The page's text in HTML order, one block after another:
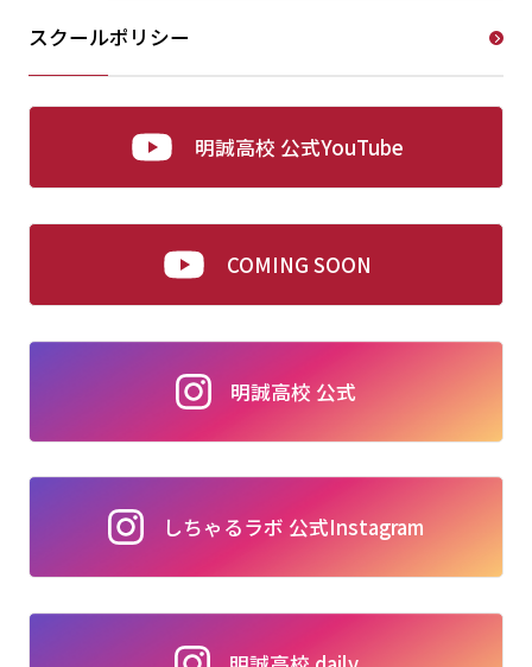
スクールポリシー
明誠高校 公式YouTube
COMING SOON
明誠高校 公式
しちゃるラボ 公式Instagram